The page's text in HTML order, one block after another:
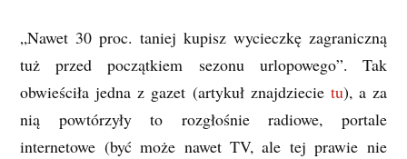
„Nawet 30 proc. taniej kupisz wycieczkę zagraniczną
tuż przed początkiem sezonu urlopowego”. Tak
obwieściła jedna z gazet (artykuł znajdziecie tu), a za
nią powtórzyły to rozgłośnie radiowe, portale
internetowe (być może nawet TV, ale tej prawie nie